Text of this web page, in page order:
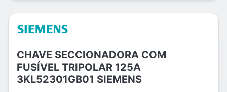
CHAVE SECCIONADORA COM
FUSÍVEL TRIPOLAR 125A
3KL52301GB01 SIEMENS